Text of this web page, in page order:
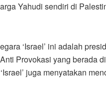
Yahudi sendiri di
‘Israel’ ini adalah
Provokasi yang berada
juga menyatakan